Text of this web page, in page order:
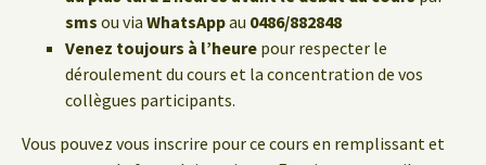
sms ou via WhatsAppau 0486/882848
Venez toujours à l’heure pour respecter le
déroulement du cours et la concentration de vos
collègues participants.
Vous pouvez vous inscrire pour ce cours en remplissant et